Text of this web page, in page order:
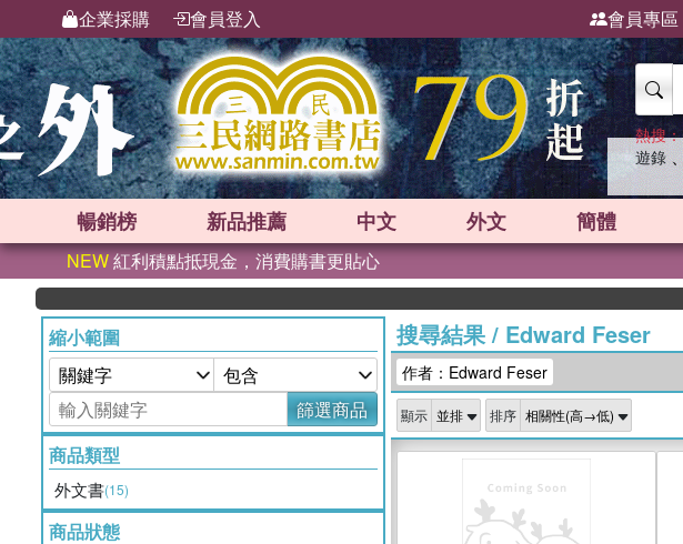
企業採購 會員登入 會員專區
熱搜：
遊錄 、
暢銷榜 新品推薦 中文 外文 簡體
NEW紅利積點抵現金，消費購書更貼心
縮小範圍
篩選商品
商品類型
外文書(15)
商品狀態
搜尋結果/ Edward Feser
作者：Edward Feser
顯示 排序